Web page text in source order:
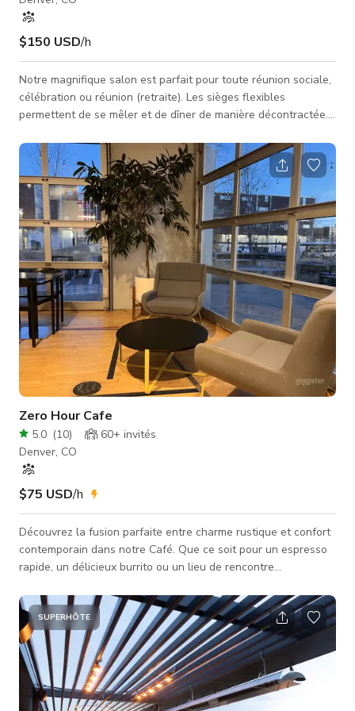
$150 USD/h
Notre magnifique salon est parfait pour toute réunion sociale,
célébration ou réunion (retraite). Les sièges flexibles
permettent de se mêler et de dîner de manière décontractée.
Caractéristiques de l'espace : - WiFi - Aménagements de
sièges décontractés : canapés, fauteuils club, tables - Cuisine
: mini-réfrigérateurs, micro-ondes, robinet à fût, évier, grand
îlot, tabourets de bar - 3 téléviseurs HD de 60" : connexion
Zero Hour Cafe
5.0 (10) 60+ invités
Denver, CO
$75 USD/h
Découvrez la fusion parfaite entre charme rustique et confort
contemporain dans notre Café. Que ce soit pour un espresso
rapide, un délicieux burrito ou un lieu de rencontre
Faites comme chez vous – travaillez, détendez-vous et
savourez l'instant. Notre espace vous permet également
d'organiser votre événement spécial ! Nous sommes flexibles
pour convenir à différentes occasions. Élevez votre prochaine
occasion spécia
SUPERHÔTE